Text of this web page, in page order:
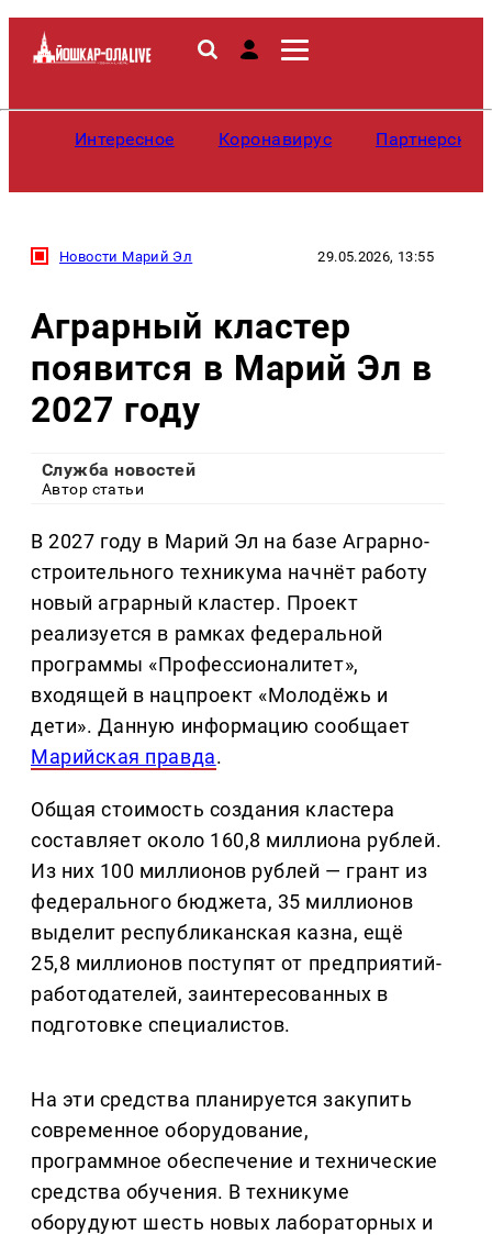
Интересное Коронавирус
Новости Марий Эл 29.05.2026, 13:55
Аграрный кластер
появится в Марий Эл в
2027 году
Служба новостей
Автор статьи
В 2027 году в Марий Эл на базе Аграрно-
строительного техникума начнёт работу
новый аграрный кластер. Проект
реализуется в рамках федеральной
программы «Профессионалитет»,
входящей в нацпроект «Молодёжь и
дети». Данную информацию сообщает
Марийская правда.
Общая стоимость создания кластера
составляет около 160,8 миллиона рублей.
Из них 100 миллионов рублей — грант из
федерального бюджета, 35 миллионов
выделит республиканская казна, ещё
25,8 миллионов поступят от предприятий-
работодателей, заинтересованных в
подготовке специалистов.
На эти средства планируется закупить
современное оборудование,
программное обеспечение и технические
средства обучения. В техникуме
оборудуют шесть новых лабораторных и